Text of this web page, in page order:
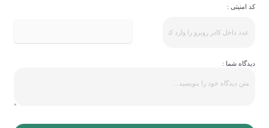
امنیتی :
شما :